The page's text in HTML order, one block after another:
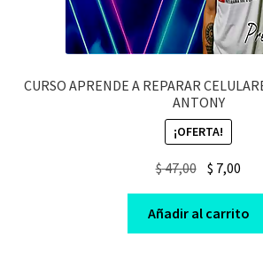
CURSO APRENDE A REPARAR
ANTONY
¡OFERTA!
$47,00 Original
price
was:
$ 47,00.
$ 7,00
is:
$
Añadir al carrito